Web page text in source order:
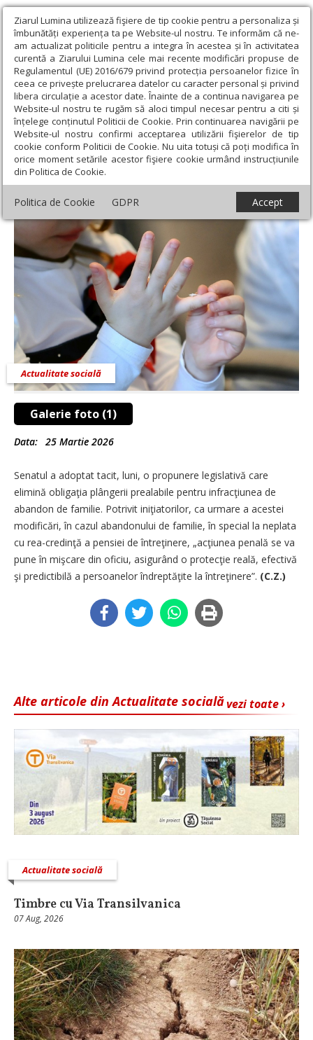
Ziarul Lumina utilizează fişiere de tip cookie pentru a personaliza și
îmbunătăți experiența ta pe Website-ul nostru. Te informăm că ne-
am actualizat politicile pentru a integra în acestea și în activitatea
curentă a Ziarului Lumina cele mai recente modificări propuse de
Regulamentul (UE) 2016/679 privind protecția persoanelor fizice în
ceea ce privește prelucrarea datelor cu caracter personal și privind
libera circulație a acestor date. Înainte de a continua navigarea pe
Website-ul nostru te rugăm să aloci timpul necesar pentru a citi și
înțelege conținutul Politicii de Cookie. Prin continuarea navigării pe
Website-ul nostru confirmi acceptarea utilizării fişierelor de tip
cookie conform Politicii de Cookie. Nu uita totuși că poți modifica în
orice moment setările acestor fişiere cookie urmând instrucțiunile
din Politica de Cookie.
Politica de Cookie GDPR Accept
Ziarul Lumina › Societate › Actualitate socială › Modificare
legislativă privind abandonul de familie
Modificare legislativă privind abandonul de
familie
Galerie foto (1)
Actualitate socială
Data: 25 Martie 2026
Senatul a adoptat tacit, luni, o propunere legislativă care
elimină obligaţia plângerii prealabile pentru infracţiunea de
abandon de familie. Potrivit iniţiatorilor, ca urmare a acestei
modificări, în cazul abandonului de familie, în special la neplata
cu rea-credinţă a pensiei de întreţinere, „acţiunea penală se va
pune în mişcare din oficiu, asigurând o protecţie reală, efectivă
şi predictibilă a persoanelor îndreptăţite la întreţinere”. (C.Z.)
vezi toate ›
Alte articole din Actualitate socială
Actualitate socială
Timbre cu Via Transilvanica
07 Aug, 2026